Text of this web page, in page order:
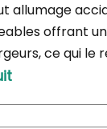
allumage
offrant
ce qui le